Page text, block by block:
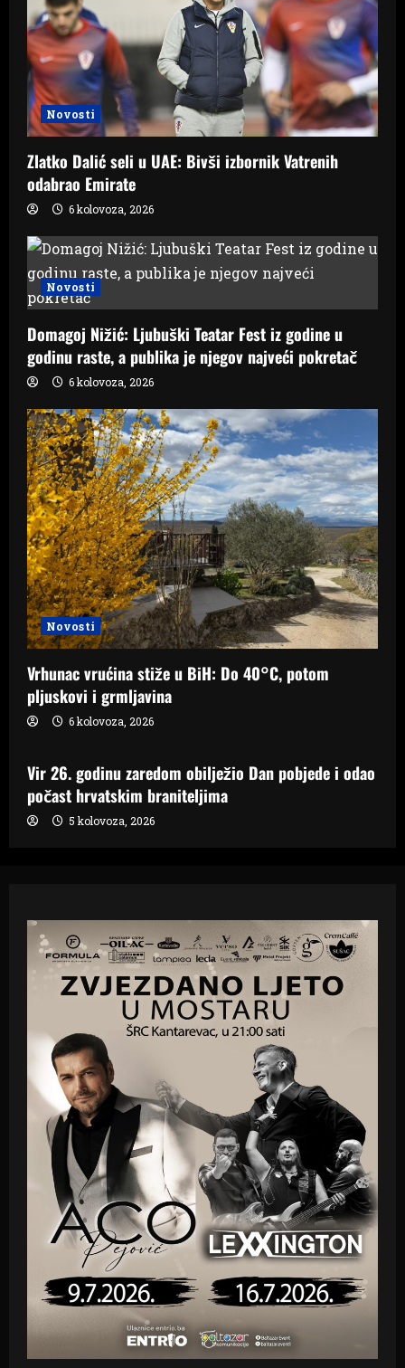
Novosti
Zlatko Dalić seli u UAE: Bivši izbornik Vatrenih
odabrao Emirate
6 kolovoza, 2026
Novosti
Domagoj Nižić: Ljubuški Teatar Fest iz godine u
godinu raste, a publika je njegov najveći pokretač
6 kolovoza, 2026
Novosti
Vrhunac vrućina stiže u BiH: Do 40°C, potom
pljuskovi i grmljavina
6 kolovoza, 2026
Samo Hercegovina
Vir 26. godinu zaredom obilježio Dan pobjede i odao
počast hrvatskim braniteljima
5 kolovoza, 2026